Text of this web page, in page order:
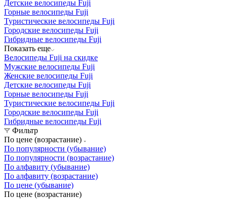
Детские велосипеды Fuji
Горные велосипеды Fuji
Туристические велосипеды Fuji
Городские велосипеды Fuji
Гибридные велосипеды Fuji
Показать еще
Велосипеды Fuji на скидке
Мужские велосипеды Fuji
Женские велосипеды Fuji
Детские велосипеды Fuji
Горные велосипеды Fuji
Туристические велосипеды Fuji
Городские велосипеды Fuji
Гибридные велосипеды Fuji
Фильтр
По цене (возрастание)
По популярности (убывание)
По популярности (возрастание)
По алфавиту (убывание)
По алфавиту (возрастание)
По цене (убывание)
По цене (возрастание)